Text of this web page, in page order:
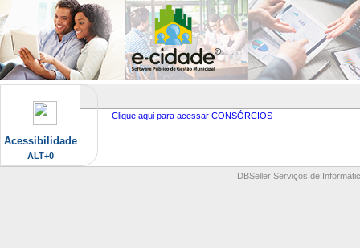
Acessibilidade
ALT+0
Clique aqui para acessar CONSÓRCIOS
DBSeller Serviços de